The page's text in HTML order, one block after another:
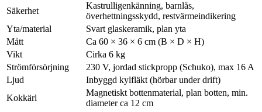
Säkerhet
Kastrulligenkänning, barnlås,
överhettningsskydd, restvärmeindikering
Yta/material
Svart glaskeramik, plan yta
Mått
Ca 60 × 36 × 6 cm (B × D × H)
Vikt
Cirka 6 kg
Strömförsörjning
230 V, jordad stickpropp (Schuko), max 16 A
Ljud
Inbyggd kylfläkt (hörbar under drift)
Kokkärl
Magnetiskt bottenmaterial, plan botten, min.
diameter ca 12 cm